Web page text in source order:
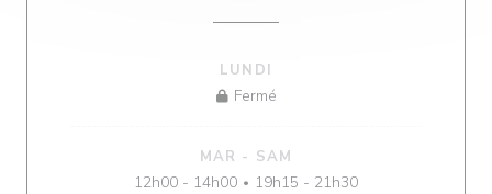
LUNDI
Fermé
MAR - SAM
12h00 - 14h00 • 19h15 - 21h30